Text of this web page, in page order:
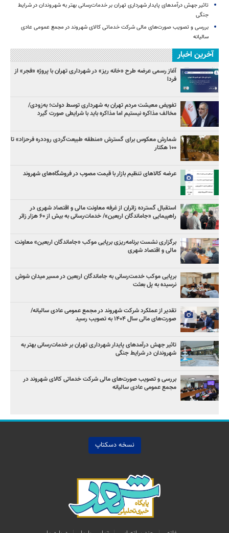
تاثیر جهش درآمدهای پایدار شهرداری تهران بر خدمات‌رسانی بهتر به شهروندان در شرایط
جنگی
بررسی و تصویب صورت‌های مالی شرکت خدماتی کالای شهروند در مجمع عمومی عادی
سالیانه
آخرین اخبار
آغاز رسمی عرضه طرح «خانه ریز» در شهرداری تهران با پروژه «فجر» از
فردا
تفویض معیشت مردم تهران به شهرداری توسط دولت؛ به‌زودی/
مخالف مذاکره نیستیم اما مذاکره باید با شرایطی صورت گیرد
شمارش معکوس برای گسترش «منطقه طبیعت‌گردی روددره فرحزاد» تا
۱۰۰ هکتار
عرضه کالاهای تنظیم بازار با قیمت مصوب در فروشگاه‌های شهروند
استقبال گسترده زائران از غرفه معاونت مالی و اقتصاد شهری در
راهپیمایی «جاماندگان اربعین»/ خدمات‌رسانی به بیش از ۶۰ هزار زائر
برگزاری نشست برنامه‌ریزی برپایی موکب «جاماندگان اربعین» معاونت
مالی و اقتصاد شهری
برپایی موکب خدمت‌رسانی به جاماندگان اربعین در مسیر میدان شوش
نرسیده به پل بعثت
تقدیر از عملکرد شرکت شهروند در مجمع عمومی عادی سالیانه/
صورت‌های مالی سال ۱۴۰۴ به تصویب رسید
تاثیر جهش درآمدهای پایدار شهرداری تهران بر خدمات‌رسانی بهتر به
شهروندان در شرایط جنگی
بررسی و تصویب صورت‌های مالی شرکت خدماتی کالای شهروند در
مجمع عمومی عادی سالیانه
نسخه دسکتاپ